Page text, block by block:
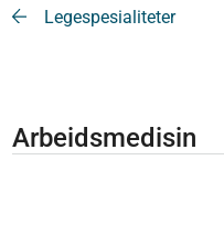
Legespesialiteter
Arbeidsmedisin